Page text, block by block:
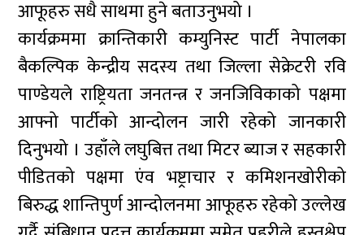
आफूहरु सधै साथमा हुने बताउनुभयो ।
कार्यक्रममा क्रान्तिकारी कम्युनिस्ट पार्टी नेपालका
बैकल्पिक केन्द्रीय सदस्य तथा जिल्ला सेक्रेटरी रवि
पाण्डेयले राष्ट्रियता जनतन्त्र र जनजिविकाको पक्षमा
आफ्नो पार्टीको आन्दोलन जारी रहेको जानकारी
दिनुभयो । उहाँले लघुबित्त तथा मिटर ब्याज र सहकारी
पीडितको पक्षमा एंव भष्ट्राचार र कमिशनखोरीको
बिरुद्ध शान्तिपुर्ण आन्दोलनमा आफूहरु रहेको उल्लेख